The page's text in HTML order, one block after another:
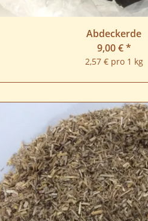
Abdeckerde
9,00 €*
2,57 € pro 1 kg